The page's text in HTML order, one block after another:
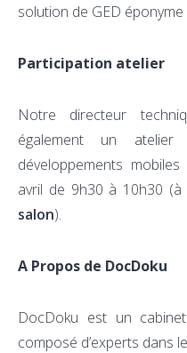
solution de GED
Participation atelier
Notre directeur
également un
développements
avril de 9h30 à 10h30 (à
salon).
A Propos de DocDoku
DocDoku est un
composé d’experts dans